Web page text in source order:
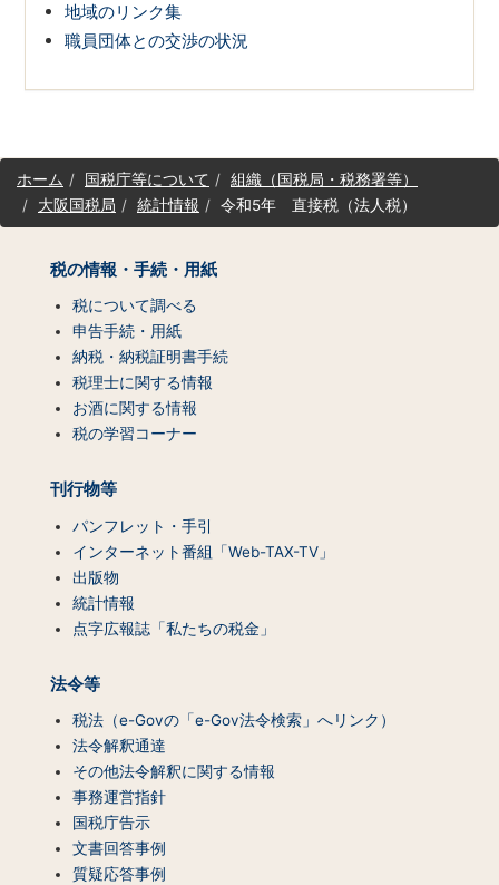
地域のリンク集
職員団体との交渉の状況
サ
イホーム 国税庁等について
組織（国税局・税務署等）
大阪国税局
統計情報 令和5年 直接税（法人税）
税の情報・手続・用紙
税について調べる
申告手続・用紙
納税・納税証明書手続
税理士に関する情報
お酒に関する情報
税の学習コーナー
刊行物等
パンフレット・手引
インターネット番組「Web-TAX-TV」
出版物
統計情報
点字広報誌「私たちの税金」
法令等
税法（e-Govの「e-Gov法令検索」へリンク）
法令解釈通達
その他法令解釈に関する情報
事務運営指針
国税庁告示
文書回答事例
質疑応答事例